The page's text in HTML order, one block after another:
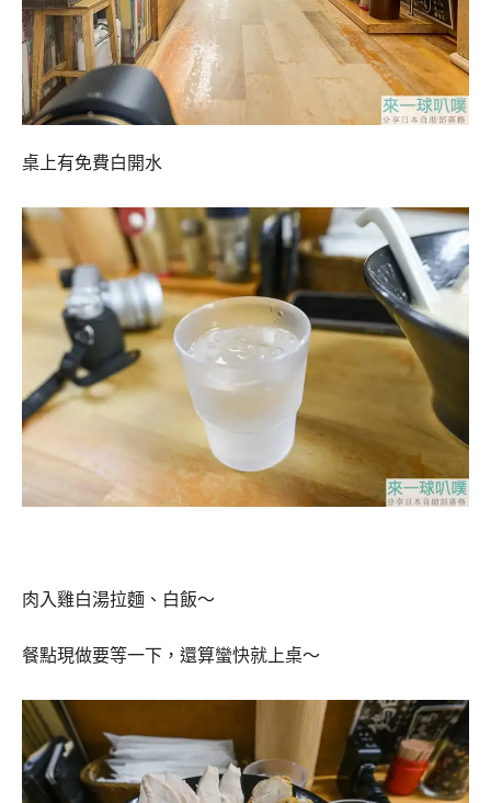
桌上有免費白開水
肉入雞白湯拉麵、白飯～
餐點現做要等一下，還算蠻快就上桌～